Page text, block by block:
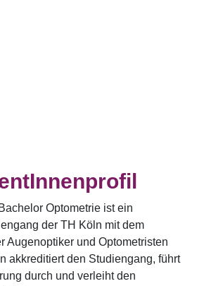
Optometrie ist ein
der TH Köln mit dem
Augenoptiker und Optometristen
akkreditiert den Studiengang, führt
durch und verleiht den